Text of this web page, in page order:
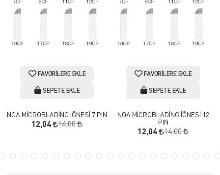
FAVORILERE EKLE
SEPETE EKLE
NOA MİCROBLADİNG İĞNESİ 7 PIN
12,04 14,00
FAVORILERE EKLE
SEPETE EKLE
NOA MİCROBLADİNG İĞNESİ 12
PIN
12,04 14,00